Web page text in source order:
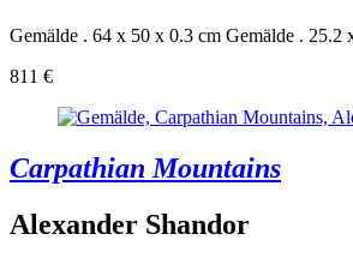
Gemälde . 64 x 50 x 0.3 cm Gemälde . 25.2
811 €
Carpathian Mountains
Alexander Shandor